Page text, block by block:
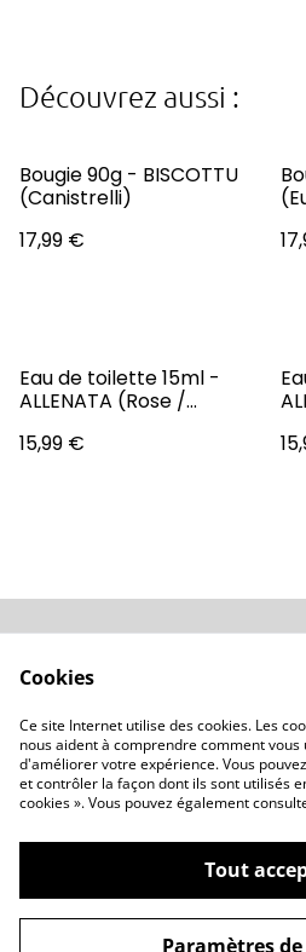
Découvrez aussi :
Bougie 90g - BISCOTTU
(Canistrelli)
17,99 €
Eau de toilette 15ml -
ALLENATA (Rose /
15,99 €
Politique de cookies
©2026OD'ORI - Parfumerie
Cookies
Ce site Internet utilise des cookies. Les
nous aident à comprendre comment
d'améliorer votre expérience. Vous
et contrôler la façon dont ils sont utilisés
cookies ». Vous pouvez également
Tout
Paramètres